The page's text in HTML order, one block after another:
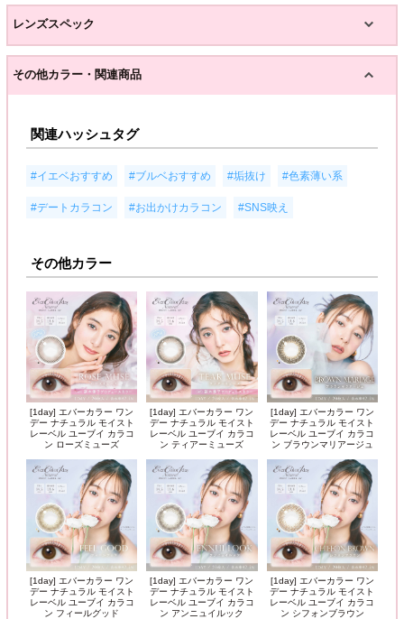
レンズスペック
その他カラー・関連商品
関連ハッシュタグ
#イエベおすすめ #ブルベおすすめ #垢抜け #色素薄い系
#デートカラコン #お出かけカラコン #SNS映え
その他カラー
[1day] エバーカラー ワン
デー ナチュラル モイスト
レーベル ユーブイ カラコ
ン ローズミューズ
[1day] エバーカラー ワン
デー ナチュラル モイスト
レーベル ユーブイ カラコ
ン ティアーミューズ
[1day] エバーカラー ワン
デー ナチュラル モイスト
レーベル ユーブイ カラコ
ン ブラウンマリアージュ
[1day] エバーカラー ワン
デー ナチュラル モイスト
レーベル ユーブイ カラコ
ン フィールグッド
[1day] エバーカラー ワン
デー ナチュラル モイスト
レーベル ユーブイ カラコ
ン アンニュイルック
[1day] エバーカラー ワン
デー ナチュラル モイスト
レーベル ユーブイ カラコ
ン シフォンブラウン